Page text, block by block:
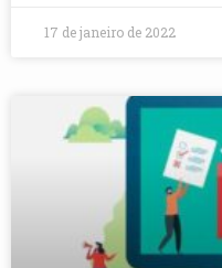
17 de janeiro de 2022